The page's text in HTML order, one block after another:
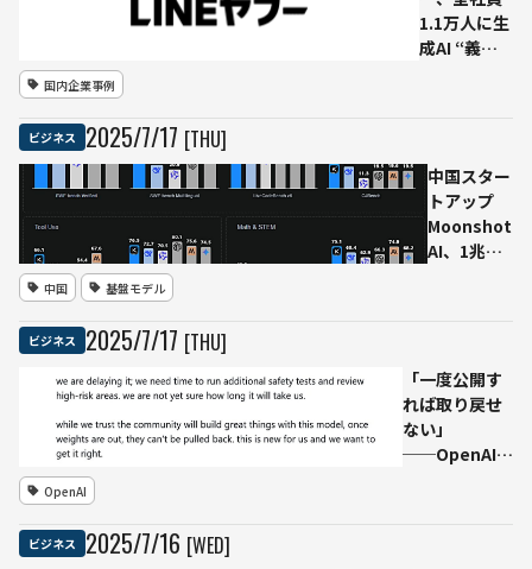
1.1万人に生
成AI “義務
生産性2倍へ
国内企業事例
ビジネス 2025/7/17 [THU]
中国スター
トアップ
Moonshot
AI、1兆パ
ープンソー
スで公開
──長文推
論とコード
中国 基盤モデル
ビジネス 2025/7/17 [THU]
「一度公開す
れば取り戻せ
ない」
──OpenAI、
OpenAI
ビジネス 2025/7/16 [WED]